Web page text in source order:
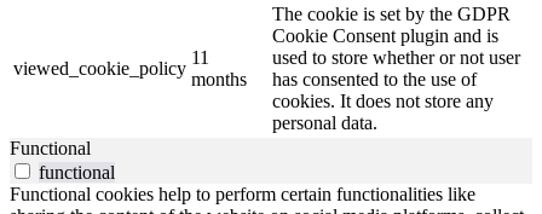
viewed_cookie_policy
11
months
The cookie is set by the GDPR
Cookie Consent plugin and is
used to store whether or not user
has consented to the use of
cookies. It does not store any
personal data.
Functional
functional
Functional cookies help to perform certain functionalities like